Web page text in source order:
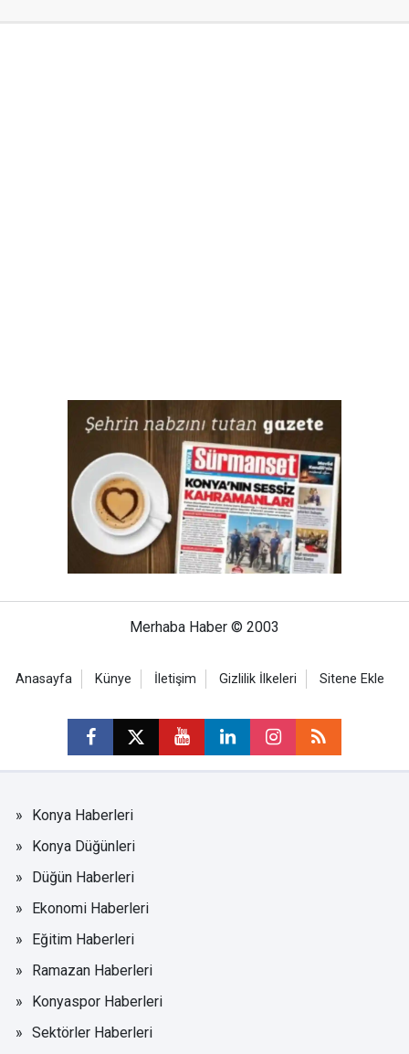
Merhaba Haber © 2003
Anasayfa Künye İletişim Gizlilik İlkeleri Sitene Ekle
Konya Haberleri
Konya Düğünleri
Düğün Haberleri
Ekonomi Haberleri
Eğitim Haberleri
Ramazan Haberleri
Konyaspor Haberleri
Sektörler Haberleri